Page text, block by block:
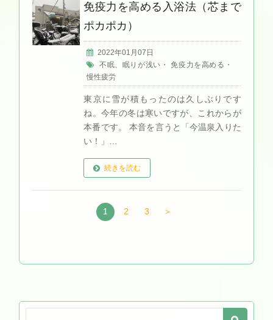
免疫力を高める入浴法（芯まで
ポカポカ）
2022年01月07日
不眠、眠りが浅い ・免疫力を高める ・
慢性疲労
東京に雪が積もったのは久しぶりです
ね。今年の冬は寒いですが、これからが
本番です。 本音を言うと「今温泉入りた
い！」…
続きを読む
1 2 3 ＞